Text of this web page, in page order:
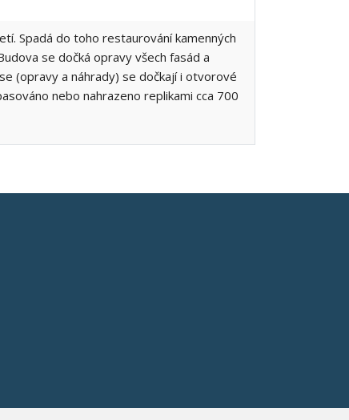
Spadá do toho restaurování kamenných
se dočká opravy všech fasád a
(opravy a náhrady) se dočkají i otvorové
nebo nahrazeno replikami cca 700